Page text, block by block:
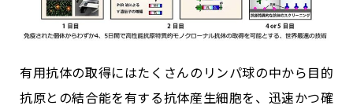
有用抗体の取得にはたくさんのリンパ球の中から目的
抗原との結合能を有する抗体産生細胞を、迅速かつ確